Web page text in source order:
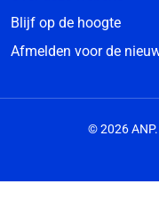
Blijf op de hoogte
Afmelden voor de
© 2026